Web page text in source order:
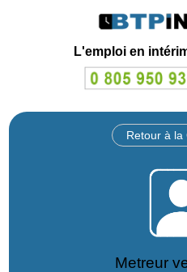
L'emploi en
Retour à la
Metreur